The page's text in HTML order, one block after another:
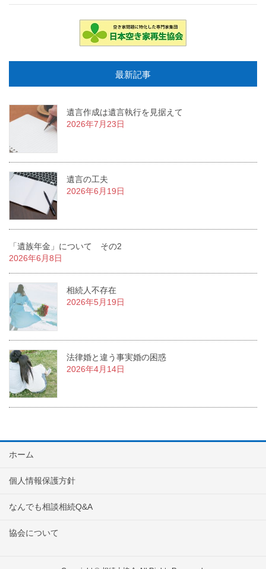
最新記事
遺言作成は遺言執行を見据えて
2026年7月23日
遺言の工夫
2026年6月19日
「遺族年金」について その2
2026年6月8日
相続人不存在
2026年5月19日
法律婚と違う事実婚の困惑
2026年4月14日
ホーム
個人情報保護方針
なんでも相談相続Q&A
協会について